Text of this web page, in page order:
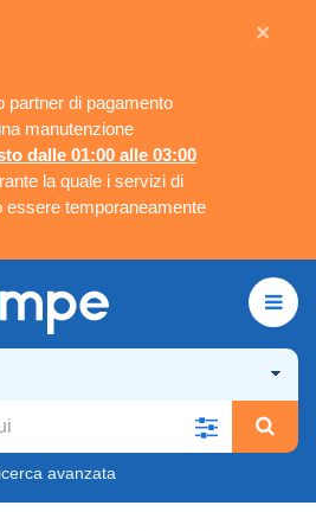
partner di pagamento
manutenzione
dalle 01:00 alle 03:00
la quale i servizi di
essere temporaneamente
×
avanzata